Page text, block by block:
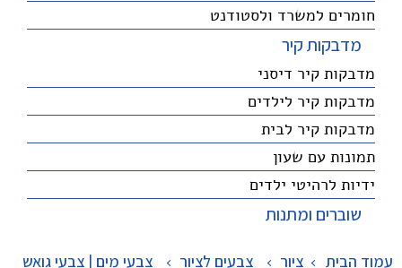
חומרים למשרד ולסטודנט
מדבקות קיר
מדבקות קיר דיסני
מדבקות קיר לילדים
מדבקות קיר לבית
תמונות עם שעון
ידיות לרהיטי ילדים
שוברים ומתנות
עמוד הבית ציור > צבעים לציור > צבעי מים | צבעי גואש